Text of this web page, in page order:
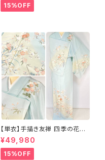
15%OFF
【単衣】手描き友禅 四季の花々
正絹 訪問着 水色 黄緑 白 パス
テルカラー 1431
¥49,980
15%OFF